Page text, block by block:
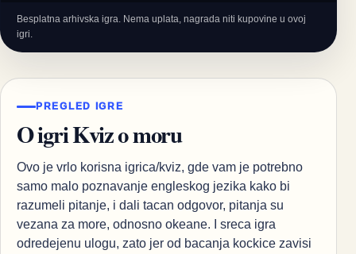
Besplatna arhivska igra. Nema uplata, nagrada niti kupovine u ovoj
igri.
PREGLED IGRE
O igri Kviz o moru
Ovo je vrlo korisna igrica/kviz, gde vam je potrebno
samo malo poznavanje engleskog jezika kako bi
razumeli pitanje, i dali tacan odgovor, pitanja su
vezana za more, odnosno okeane. I sreca igra
odredejenu ulogu, zato jer od bacanja kockice zavisi